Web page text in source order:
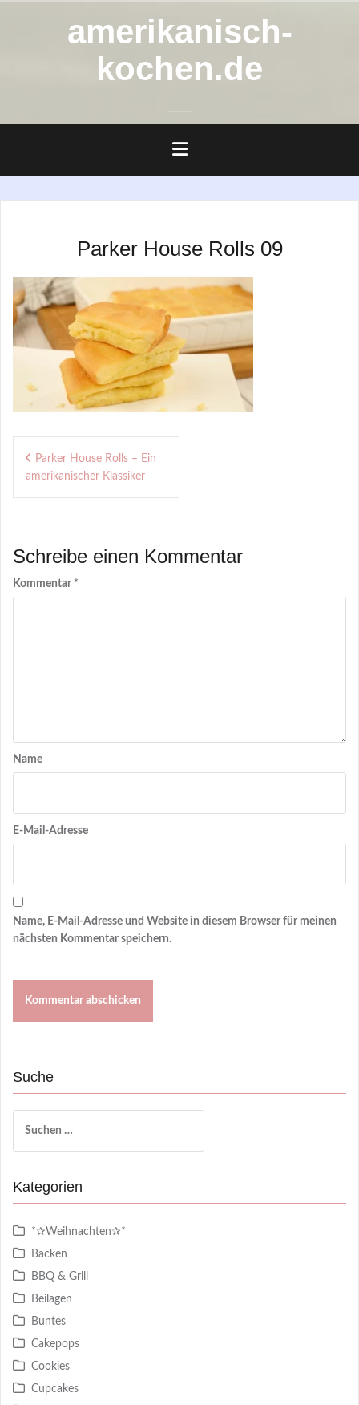
amerikanisch-
kochen.de
Parker House Rolls 09
Beitragsnavigation
Parker House Rolls – Ein
amerikanischer Klassiker
Schreibe einen Kommentar
Kommentar *
Name
E-Mail-Adresse
Name, E-Mail-Adresse und Website in diesem Browser für meinen
nächsten Kommentar speichern.
Suche
nach:
Kategorien
*✰Weihnachten✰*
Backen
BBQ & Grill
Beilagen
Buntes
Cakepops
Cookies
Cupcakes